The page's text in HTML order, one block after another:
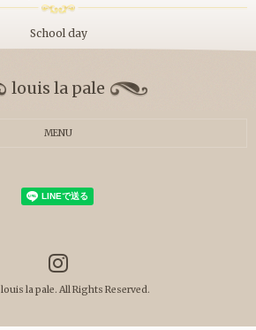
School day
louis la pale
MENU
louis la pale. All Rights Reserved.